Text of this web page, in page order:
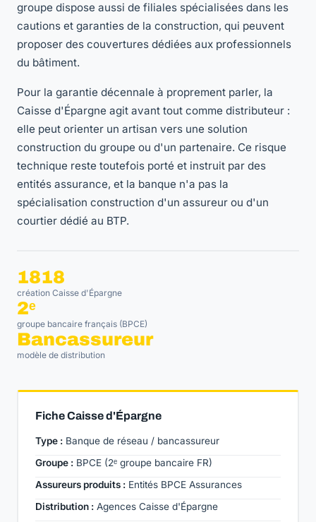
groupe dispose aussi de filiales spécialisées dans les
cautions et garanties de la construction, qui peuvent
proposer des couvertures dédiées aux professionnels
du bâtiment.
Pour la garantie décennale à proprement parler, la
Caisse d'Épargne agit avant tout comme distributeur :
elle peut orienter un artisan vers une solution
construction du groupe ou d'un partenaire. Ce risque
technique reste toutefois porté et instruit par des
entités assurance, et la banque n'a pas la
spécialisation construction d'un assureur ou d'un
courtier dédié au BTP.
1818
création Caisse d'Épargne
2ᵉ
groupe bancaire français (BPCE)
Bancassureur
modèle de distribution
Fiche Caisse d'Épargne
Type : Banque de réseau / bancassureur
Groupe : BPCE (2ᵉ groupe bancaire FR)
Assureurs produits : Entités BPCE Assurances
Distribution : Agences Caisse d'Épargne